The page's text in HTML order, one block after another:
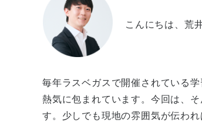
こんにちは、荒
毎年ラスベガスで開催されている
熱気に包まれています。今回は、
す。少しでも現地の雰囲気が伝われ